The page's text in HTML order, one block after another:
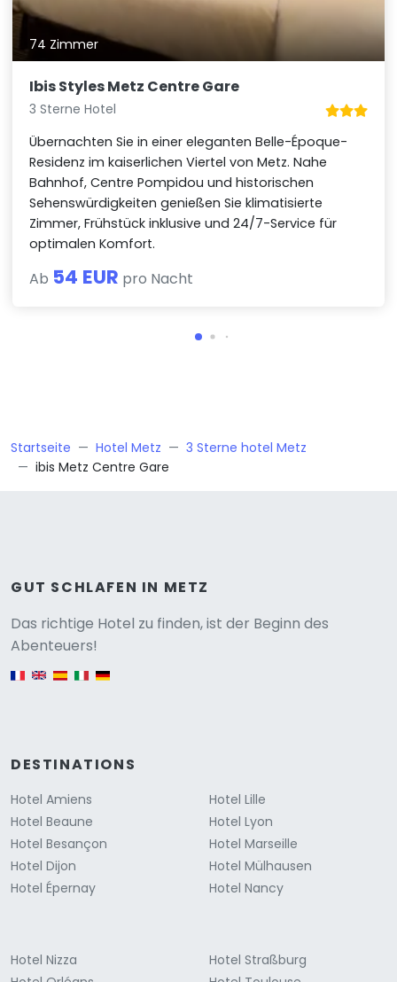
74 Zimmer
Ibis Styles Metz Centre Gare
3 Sterne Hotel
Übernachten Sie in einer eleganten Belle-Époque-
Residenz im kaiserlichen Viertel von Metz. Nahe
Bahnhof, Centre Pompidou und historischen
Sehenswürdigkeiten genießen Sie klimatisierte
Zimmer, Frühstück inklusive und 24/7-Service für
optimalen Komfort.
Ab 54 EUR pro Nacht
Startseite Hotel Metz
3 Sterne hotel Metz
ibis Metz Centre Gare
GUT SCHLAFEN IN METZ
Das richtige Hotel zu finden, ist der Beginn des
Abenteuers!
English version
DESTINATIONS
Hotel Amiens
Hotel Beaune
Hotel Besançon
Hotel Dijon
Hotel Épernay
Hotel Lille
Hotel Lyon
Hotel Marseille
Hotel Mülhausen
Hotel Nancy
Hotel Nizza
Hotel Straßburg